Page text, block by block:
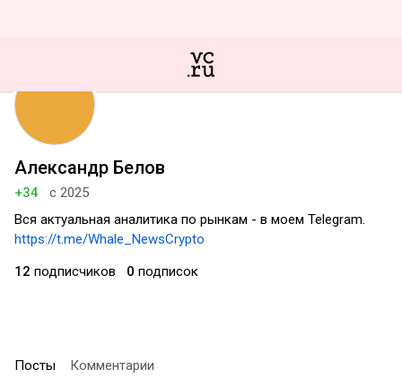
Александр Белов
+34
с 2025
Вся актуальная аналитика по рынкам - в моем Telegram.
https://t.me/Whale_NewsCrypto
12 подписчиков 0 подписок
Посты Комментарии